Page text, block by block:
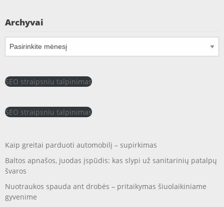
Archyvai
Archyvai
SEO straipsniu talpinimas
SEO straipsniu talpinimas
Kaip greitai parduoti automobilį – supirkimas
Baltos apnašos, juodas įspūdis: kas slypi už sanitarinių patalpų
švaros
Nuotraukos spauda ant drobės – pritaikymas šiuolaikiniame
gyvenime